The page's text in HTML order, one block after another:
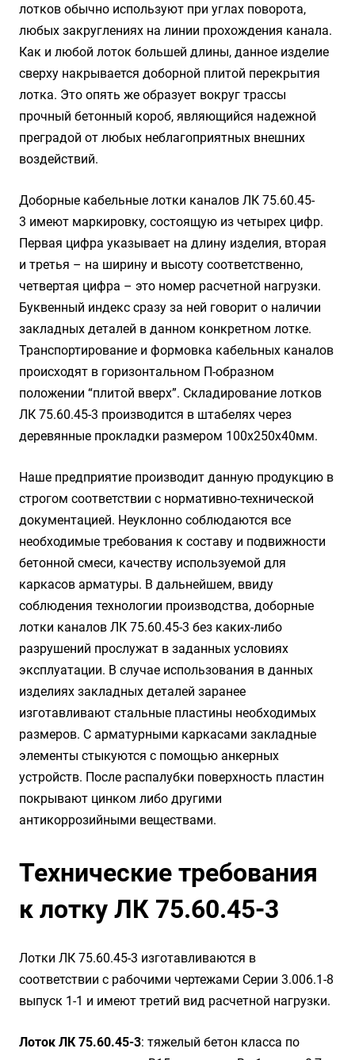
лотков обычно используют при углах поворота,
любых закруглениях на линии прохождения канала.
Как и любой лоток большей длины, данное изделие
сверху накрывается доборной плитой перекрытия
лотка. Это опять же образует вокруг трассы
прочный бетонный короб, являющийся надежной
преградой от любых неблагоприятных внешних
воздействий.
Доборные кабельные лотки каналов ЛК 75.60.45-
3 имеют маркировку, состоящую из четырех цифр.
Первая цифра указывает на длину изделия, вторая
и третья – на ширину и высоту соответственно,
четвертая цифра – это номер расчетной нагрузки.
Буквенный индекс сразу за ней говорит о наличии
закладных деталей в данном конкретном лотке.
Транспортирование и формовка кабельных каналов
происходят в горизонтальном П-образном
положении “плитой вверх”. Складирование лотков
ЛК 75.60.45-3 производится в штабелях через
деревянные прокладки размером 100х250х40мм.
Наше предприятие производит данную продукцию в
строгом соответствии с нормативно-технической
документацией. Неуклонно соблюдаются все
необходимые требования к составу и подвижности
бетонной смеси, качеству используемой для
каркасов арматуры. В дальнейшем, ввиду
соблюдения технологии производства, доборные
лотки каналов ЛК 75.60.45-3 без каких-либо
разрушений прослужат в заданных условиях
эксплуатации. В случае использования в данных
изделиях закладных деталей заранее
изготавливают стальные пластины необходимых
размеров. С арматурными каркасами закладные
элементы стыкуются с помощью анкерных
устройств. После распалубки поверхность пластин
покрывают цинком либо другими
антикоррозийными веществами.
Технические требования
к лотку ЛК 75.60.45-3
Лотки ЛК 75.60.45-3 изготавливаются в
соответствии с рабочими чертежами Серии 3.006.1-8
выпуск 1-1 и имеют третий вид расчетной нагрузки.
Лоток ЛК 75.60.45-3: тяжелый бетон класса по